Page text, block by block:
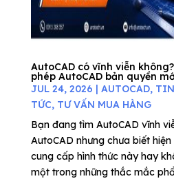
AutoCAD có vĩnh viễn
phép AutoCAD bản quyền
JUL 24, 2026 | AUTOCAD,
TỨC, TƯ VẤN MUA HÀNG
Bạn đang tìm AutoCAD vĩnh
AutoCAD nhưng chưa biết
cung cấp hình thức này hay
một trong những thắc mắc